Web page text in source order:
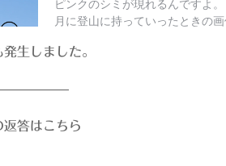
生しました。
返答はこちら